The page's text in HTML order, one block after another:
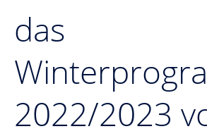
das
2022/2023